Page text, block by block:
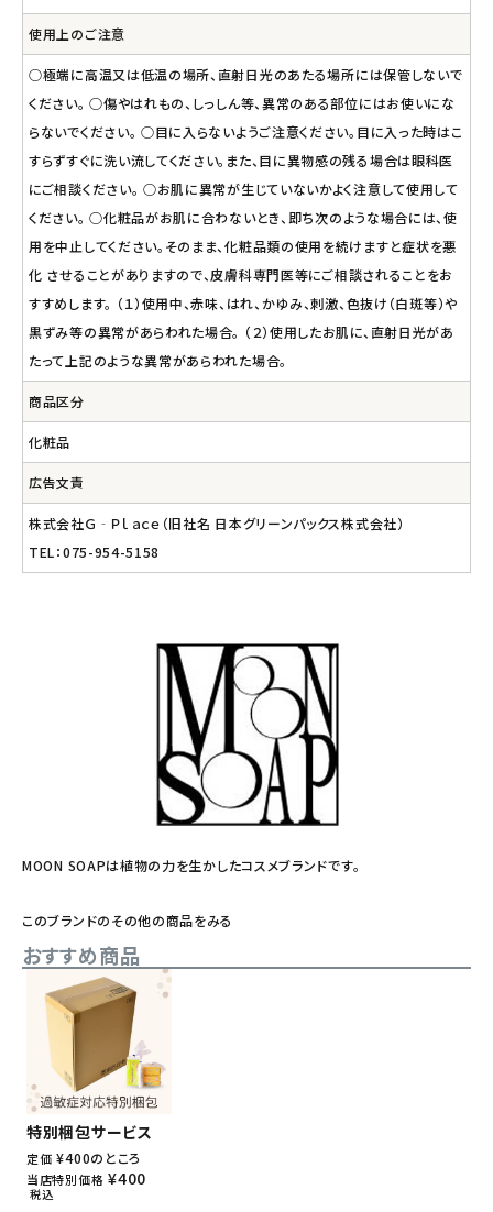
使用上のご注意
○極端に高温又は低温の場所、直射日光のあたる場所には保管しないで
ください。 ○傷やはれもの、しっしん等、異常のある部位にはお使いにな
らないでください。 ○目に入らないようご注意ください。目に入った時はこ
すらずすぐに洗い流してください。また、目に異物感の残る場合は眼科医
にご相談ください。 ○お肌に異常が生じていないかよく注意して使用して
ください。 ○化粧品がお肌に合わないとき、即ち次のような場合には、使
用を中止してください。そのまま、化粧品類の使用を続けますと症状を悪
化 させることがありますので、皮膚科専門医等にご相談されることをお
すすめします。 （１）使用中、赤味、はれ、かゆみ、刺激、色抜け（白斑等）や
黒ずみ等の異常があらわれた場合。 （２）使用したお肌に、直射日光があ
たって上記のような異常があらわれた場合。
商品区分
化粧品
広告文責
株式会社Ｇ‐Ｐｌａｃｅ（旧社名 日本グリーンパックス株式会社）
TEL：075-954-5158
MOON SOAPは植物の力を生かしたコスメブランドです。
このブランドのその他の商品をみる
おすすめ商品
特別梱包サービス
定価 ¥400のところ
当店特別価格 ¥400
税込